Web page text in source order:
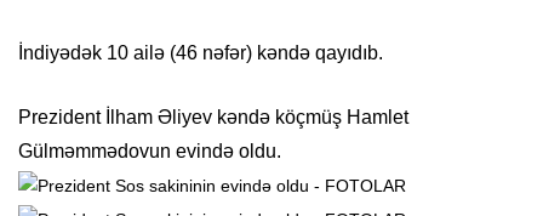
İndiyədək 10 ailə (46 nəfər) kəndə qayıdıb.
Prezident İlham Əliyev kəndə köçmüş Hamlet
Gülməmmədovun evində oldu.